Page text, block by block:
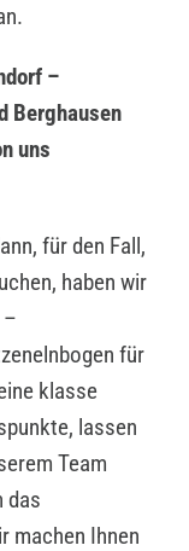
–
Berghausen
uns
für den Fall,
haben wir
für
klasse
lassen
Team
das
machen Ihnen